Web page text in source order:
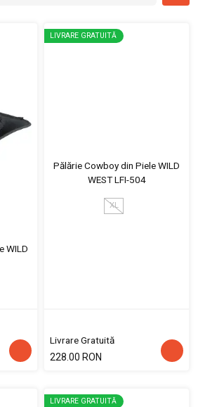
WILD
LIVRARE GRATUITĂ
Pălărie Cowboy din Piele WILD
WEST LFI-504
XL
Livrare Gratuită
228.00 RON
LIVRARE GRATUITĂ